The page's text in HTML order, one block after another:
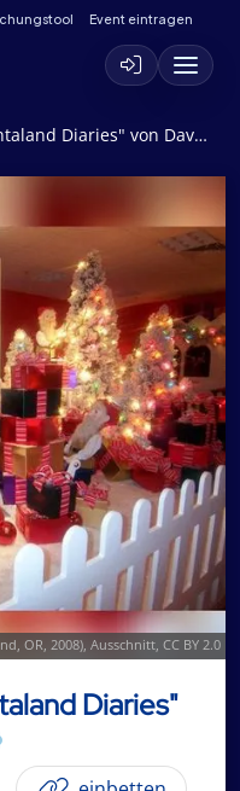
Event eintragen
Diaries" von David Sedaris
OR, 2008), Ausschnitt, CC BY 2.0
Diaries"